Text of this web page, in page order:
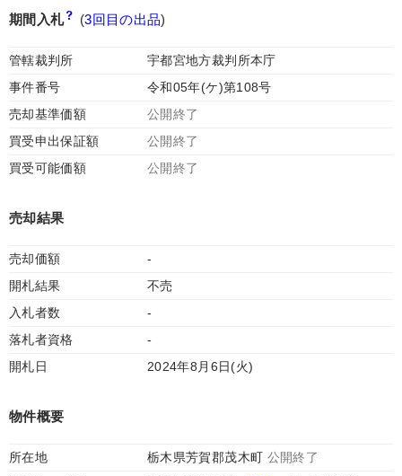
期間入札 (3回目の出品)
管轄裁判所
宇都宮地方裁判所本庁
事件番号
令和05年(ケ)第108号
売却基準価額
公開終了
買受申出保証額
公開終了
買受可能価額
公開終了
売却結果
売却価額
-
開札結果
不売
入札者数
-
落札者資格
-
開札日
2024年8月6日(火)
物件概要
所在地 栃木県芳賀郡茂木町 公開終了